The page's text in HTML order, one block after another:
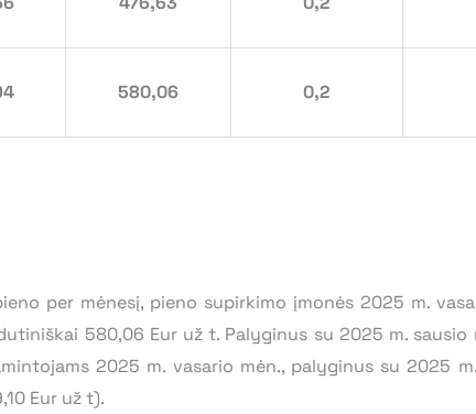
580,06 0,2
per mėnesį, pieno supirkimo įmonės 2025 m.
580,06 Eur už t. Palyginus su 2025 m. sausio
2025 m. vasario mėn., palyginus su 2025
Eur už t).